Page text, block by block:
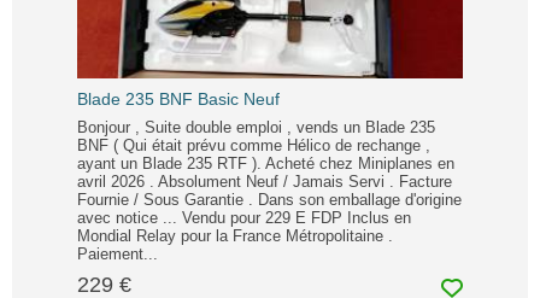
Blade 235 BNF Basic Neuf
Bonjour , Suite double emploi , vends un Blade 235
BNF ( Qui était prévu comme Hélico de rechange ,
ayant un Blade 235 RTF ). Acheté chez Miniplanes en
avril 2026 . Absolument Neuf / Jamais Servi . Facture
Fournie / Sous Garantie . Dans son emballage d'origine
avec notice ... Vendu pour 229 E FDP Inclus en
Mondial Relay pour la France Métropolitaine .
Paiement...
229 €